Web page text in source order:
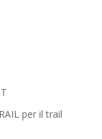
per il trail